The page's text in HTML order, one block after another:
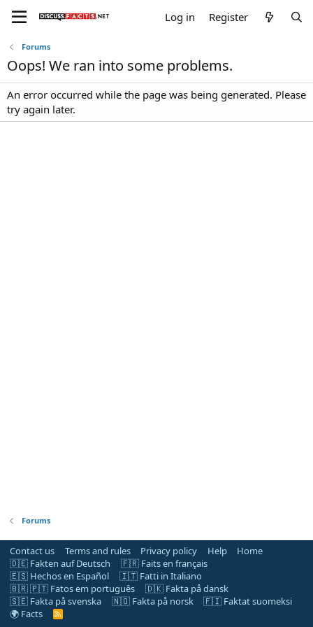
Log in Register
Forums
Oops! We ran into some problems.
An error occurred while the page was being generated. Please
try again later.
Forums
Contact us Terms and rules Privacy policy Help
Home
🇩🇪 Fakten auf Deutsch
🇫🇷 Faits en français
🇪🇸 Hechos en Español
🇮🇹 Fatti in Italiano
🇧🇷 🇵🇹 Fatos em português
🇩🇰 Fakta på dansk
🇸🇪 Fakta på svenska
🇳🇴 Fakta på norsk
🇫🇮 Faktat suomeksi
🌍 Facts
R